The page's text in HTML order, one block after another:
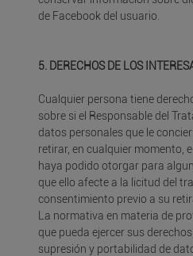
de Facebook del usuario.
5. DERECHOS DE LOS
Cualquier persona tiene
sobre si el Responsable del
datos personales que le
retirar, en cualquier momento,
haya podido otorgar para
que ello afecte a la licitud del
consentimiento previo a su
La normativa en materia de
que pueda ejercer sus
supresión y portabilidad de